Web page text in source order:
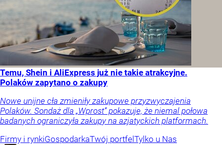
Temu, Shein i AliExpress już nie takie atrakcyjne.
Polaków zapytano o zakupy
Nowe unijne cła zmieniły zakupowe przyzwyczajenia
Polaków. Sondaż dla „Wprost” pokazuje, że niemal połowa
badanych ograniczyła zakupy na azjatyckich platformach.
Firmy i rynkiGospodarkaTwój portfel Tylko u Nas